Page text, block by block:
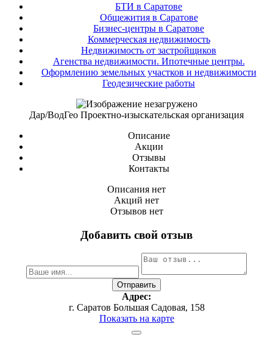
БТИ в Саратове
Общежития в Саратове
Бизнес-центры в Саратове
Коммерческая недвижимость
Недвижимость от застройщиков
Агенства недвижимости. Ипотечные центры.
Оформлению земельных участков и недвижимости
Геодезические работы
Дар/ВодГео Проектно-изыскательская организация
Описание
Акции
Отзывы
Контакты
Описания нет
Акций нет
Отзывов нет
Добавить свой отзыв
Адрес:
г. Саратов Большая Садовая, 158
Показать на карте